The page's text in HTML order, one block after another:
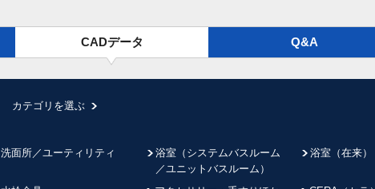
CADデータ Q&A
カテゴリを選ぶ
洗面所／ユーティリティ
浴室（システムバスルーム
／ユニットバスルーム）
浴室（在来）